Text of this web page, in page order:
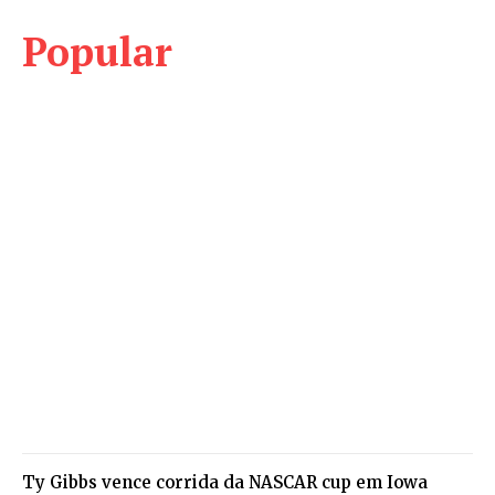
Popular
Ty Gibbs vence corrida da NASCAR cup em Iowa